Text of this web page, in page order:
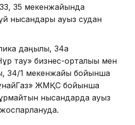
35 мекенжайында
нысандары ауыз судан
даңғылы, 34а
тау» бизнес-орталығы мен
34/1 мекенжайы бойынша
ЖМҚС бойынша
нысандарда ауыз